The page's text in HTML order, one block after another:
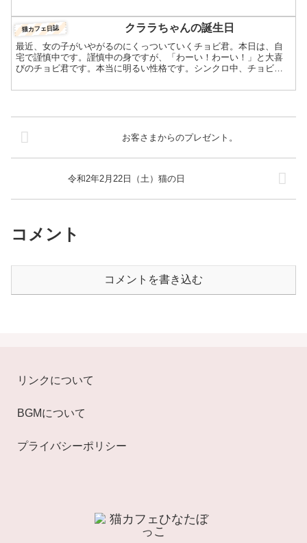
猫カフェ日誌 クララちゃんの誕生日
最近、女の子がいやがるのにくっついていくチョビ君。本日は、自
宅で謹慎中です。謹慎中の身ですが、「わーい！わーい！」と大喜
びのチョビ君です。本当に明るい性格です。シンクロ中、チョビ君
お客さまからのプレゼント。
令和2年2月22日（土）猫の日
コメント
コメントを書き込む
リンクについて
BGMについて
プライバシーポリシー